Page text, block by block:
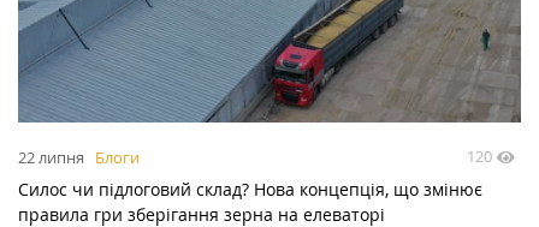
22 липня Блоги 120
Силос чи підлоговий склад? Нова концепція, що змінює
правила гри зберігання зерна на елеваторі